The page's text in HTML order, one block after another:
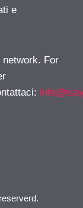
e
For
: